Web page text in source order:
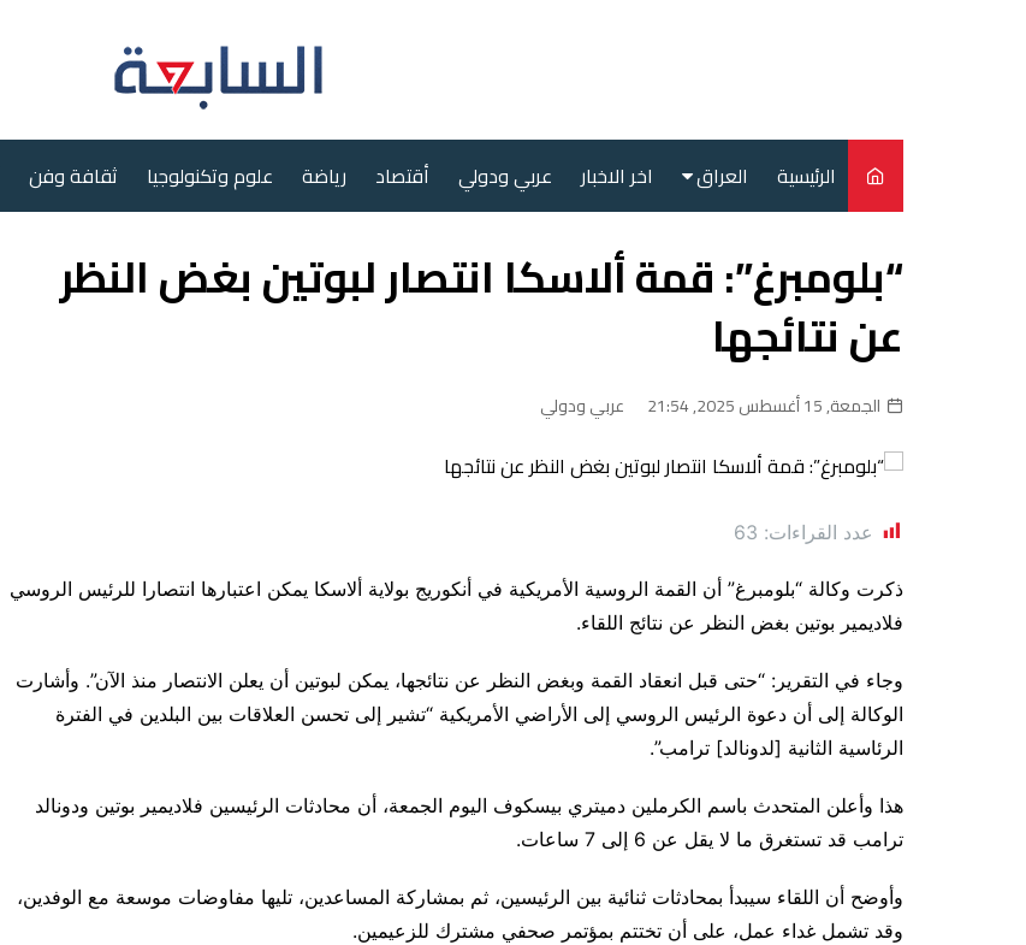
الرئيسية العراق
سياسة
محليات
اخر الاخبار عربي ودولي أقتصاد رياضة علوم وتكنولوجيا ثقافة وفن
“بلومبرغ”: قمة ألاسكا انتصار لبوتين بغض النظر
عن نتائجها
الجمعة, 15 أغسطس 2025, 21:54 عربي ودولي
عدد القراءات: 63
ذكرت وكالة “بلومبرغ” أن القمة الروسية الأمريكية في أنكوريج بولاية ألاسكا يمكن اعتبارها انتصارا للرئيس الروسي
فلاديمير بوتين بغض النظر عن نتائج اللقاء.
وجاء في التقرير: “حتى قبل انعقاد القمة وبغض النظر عن نتائجها، يمكن لبوتين أن يعلن الانتصار منذ الآن”. وأشارت
الوكالة إلى أن دعوة الرئيس الروسي إلى الأراضي الأمريكية “تشير إلى تحسن العلاقات بين البلدين في الفترة
الرئاسية الثانية [لدونالد] ترامب”.
هذا وأعلن المتحدث باسم الكرملين دميتري بيسكوف اليوم الجمعة، أن محادثات الرئيسين فلاديمير بوتين ودونالد
ترامب قد تستغرق ما لا يقل عن 6 إلى 7 ساعات.
وأوضح أن اللقاء سيبدأ بمحادثات ثنائية بين الرئيسين، ثم بمشاركة المساعدين، تليها مفاوضات موسعة مع الوفدين،
وقد تشمل غداء عمل، على أن تختتم بمؤتمر صحفي مشترك للزعيمين.